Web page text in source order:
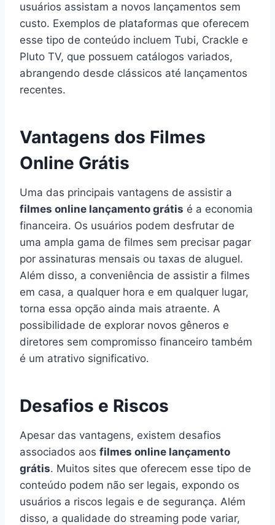
usuários assistam a novos lançamentos sem
custo. Exemplos de plataformas que oferecem
esse tipo de conteúdo incluem Tubi, Crackle e
Pluto TV, que possuem catálogos variados,
abrangendo desde clássicos até lançamentos
recentes.
Vantagens dos Filmes
Online Grátis
Uma das principais vantagens de assistir a
filmes online lançamento grátis é a economia
financeira. Os usuários podem desfrutar de
uma ampla gama de filmes sem precisar pagar
por assinaturas mensais ou taxas de aluguel.
Além disso, a conveniência de assistir a filmes
em casa, a qualquer hora e em qualquer lugar,
torna essa opção ainda mais atraente. A
possibilidade de explorar novos gêneros e
diretores sem compromisso financeiro também
é um atrativo significativo.
Desafios e Riscos
Apesar das vantagens, existem desafios
associados aos filmes online lançamento
grátis. Muitos sites que oferecem esse tipo de
conteúdo podem não ser legais, expondo os
usuários a riscos legais e de segurança. Além
disso, a qualidade do streaming pode variar,